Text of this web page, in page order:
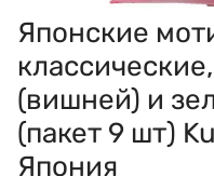
Японские
(вишней) и
(пакет 9 шт)
Япония